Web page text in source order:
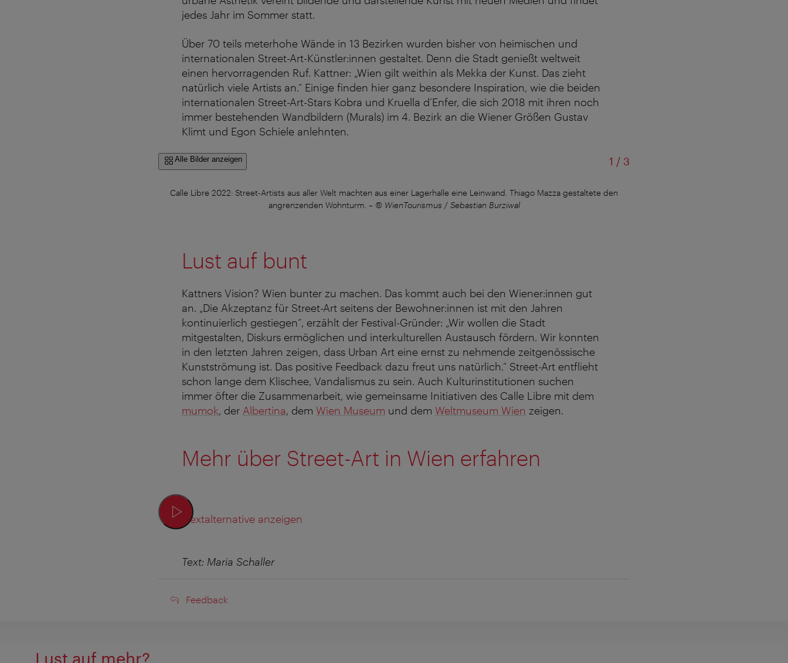
jedes Jahr im Sommer statt.
Über 70 teils meterhohe Wände in 13 Bezirken wurden bisher von heimischen und
internationalen Street-Art-Künstler:innen gestaltet. Denn die Stadt genießt weltweit
einen hervorragenden Ruf. Kattner: „Wien gilt weithin als Mekka der Kunst. Das zieht
natürlich viele Artists an.“ Einige finden hier ganz besondere Inspiration, wie die beiden
internationalen Street-Art-Stars Kobra und Kruella d’Enfer, die sich 2018 mit ihren noch
immer bestehenden Wandbildern (Murals) im 4. Bezirk an die Wiener Größen Gustav
Klimt und Egon Schiele anlehnten.
Alle Bilder anzeigen 1 /von
3
Calle Libre 2022: Street-Artists aus aller Welt machten aus einer Lagerhalle eine Leinwand. Thiago Mazza gestaltete den
angrenzenden Wohnturm. – © WienTourismus / Sebastian Burziwal
Lust auf bunt
Kattners Vision? Wien bunter zu machen. Das kommt auch bei den Wiener:innen gut
an. „Die Akzeptanz für Street-Art seitens der Bewohner:innen ist mit den Jahren
kontinuierlich gestiegen“, erzählt der Festival-Gründer: „Wir wollen die Stadt
mitgestalten, Diskurs ermöglichen und interkulturellen Austausch fördern. Wir konnten
in den letzten Jahren zeigen, dass Urban Art eine ernst zu nehmende zeitgenössische
Kunstströmung ist. Das positive Feedback dazu freut uns natürlich.“ Street-Art entflieht
schon lange dem Klischee, Vandalismus zu sein. Auch Kulturinstitutionen suchen
immer öfter die Zusammenarbeit, wie gemeinsame Initiativen des Calle Libre mit dem
mumok, der Albertina, dem Wien Museum und dem Weltmuseum Wien zeigen.
Mehr über Street-Art in Wien erfahren
Textalternative anzeigen
Text: Maria Schaller
Feedback
Feedback
Lust auf mehr?